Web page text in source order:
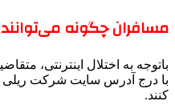
مسافران چگونه می‌توانند
باتوجه به اختلال اینترنتی،
با درج آدرس سایت شرکت ریلی
کنند.